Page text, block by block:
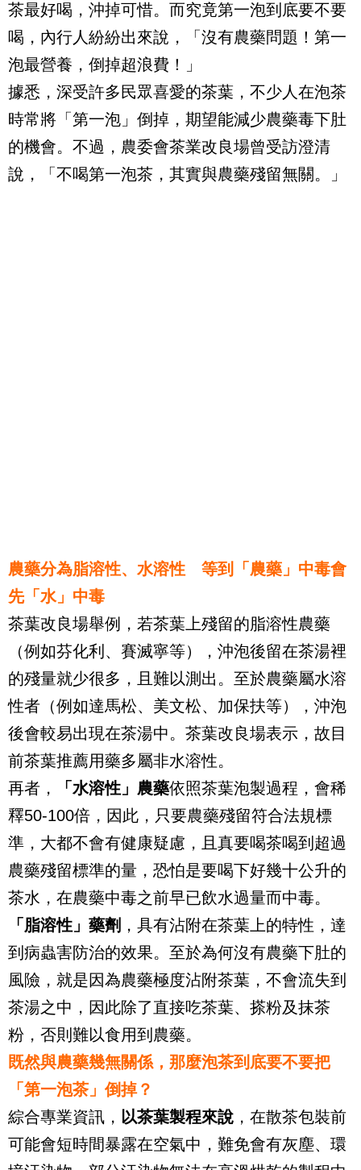
茶最好喝，沖掉可惜。而究竟第一泡到底要不要
喝，內行人紛紛出來說，「沒有農藥問題！第一
泡最營養，倒掉超浪費！」
據悉，深受許多民眾喜愛的茶葉，不少人在泡茶
時常將「第一泡」倒掉，期望能減少農藥毒下肚
的機會。不過，農委會茶業改良場曾受訪澄清
說，「不喝第一泡茶，其實與農藥殘留無關。」
農藥分為脂溶性、水溶性 等到「農藥」中毒會
先「水」中毒
茶葉改良場舉例，若茶葉上殘留的脂溶性農藥
（例如芬化利、賽滅寧等），沖泡後留在茶湯裡
的殘量就少很多，且難以測出。至於農藥屬水溶
性者（例如達馬松、美文松、加保扶等），沖泡
後會較易出現在茶湯中。茶葉改良場表示，故目
前茶葉推薦用藥多屬非水溶性。
再者，
「水溶性」農藥依照茶葉泡製過程，會稀
釋50-100倍，因此，只要農藥殘留符合法規標
準，大都不會有健康疑慮，且真要喝茶喝到超過
農藥殘留標準的量，恐怕是要喝下好幾十公升的
茶水，在農藥中毒之前早已飲水過量而中毒。
「脂溶性」藥劑 ，具有沾附在茶葉上的特性，達
到病蟲害防治的效果。至於為何沒有農藥下肚的
風險，就是因為農藥極度沾附茶葉，不會流失到
茶湯之中，因此除了直接吃茶葉、搽粉及抹茶
粉，否則難以食用到農藥。
既然與農藥幾無關係，那麼泡茶到底要不要把
「第一泡茶」倒掉？
綜合專業資訊， 以茶葉製程來說 ，在散茶包裝前
可能會短時間暴露在空氣中，難免會有灰塵、環